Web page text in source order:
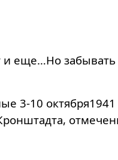
еще…Но
3-10